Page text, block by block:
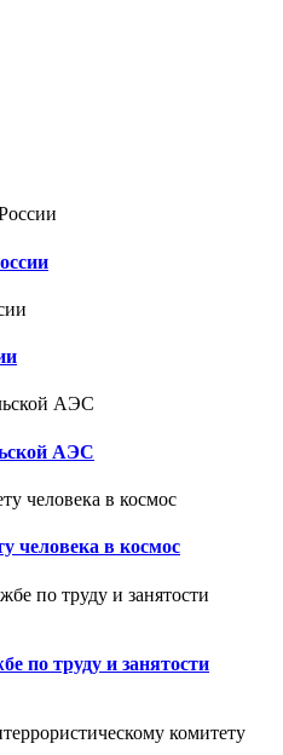
АЭС
человека в космос
по труду и занятости